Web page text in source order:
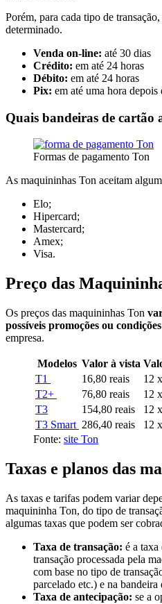
Porém, para cada tipo de
determinado.
Venda on-line: até 30 dias
Crédito: em até 24 horas
Débito: em até 24 horas
Pix: em até uma hora
Quais bandeiras de cartão
Formas de pagamento Ton
As maquininhas Ton aceitam
Elo;
Hipercard;
Mastercard;
Amex;
Visa.
Preço das
Os preços das maquininhas Ton
possíveis promoções ou
empresa.
Modelos Valor à vista
T1
16,80 reais
12
T2+
76,80 reais
12
T3
154,80 reais
12
T3 Smart 286,40 reais
12
Fonte: site Ton
Taxas e planos das
As taxas e tarifas podem variar
maquininha Ton, do tipo de
algumas taxas que podem ser
Taxa de transação: é a taxa
transação processada pela
com base no tipo de
parcelado etc.) e na
Taxa de antecipação: se a